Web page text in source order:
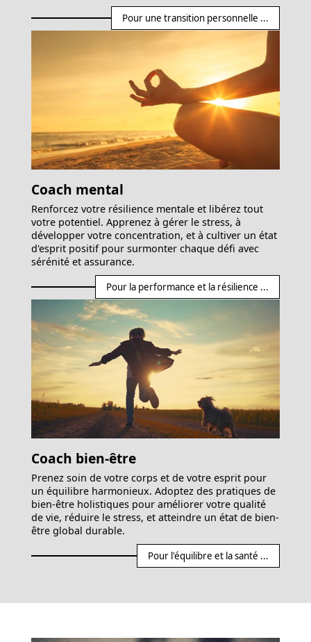
Pour une transition personnelle ...
Coach mental
Renforcez votre résilience mentale et libérez tout
votre potentiel. Apprenez à gérer le stress, à
développer votre concentration, et à cultiver un état
d'esprit positif pour surmonter chaque défi avec
sérénité et assurance.
Pour la performance et la résilience ...
Coach bien-être
Prenez soin de votre corps et de votre esprit pour
un équilibre harmonieux. Adoptez des pratiques de
bien-être holistiques pour améliorer votre qualité
de vie, réduire le stress, et atteindre un état de bien-
être global durable.
Pour l'équilibre et la santé ...